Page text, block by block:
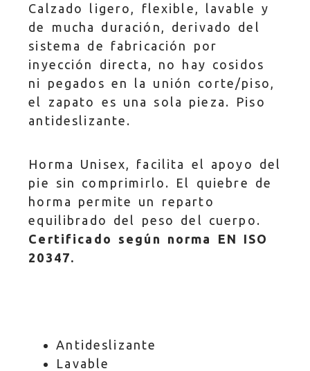
Calzado ligero, flexible, lavable y
de mucha duración, derivado del
sistema de fabricación por
inyección directa, no hay cosidos
ni pegados en la unión corte/piso,
el zapato es una sola pieza. Piso
antideslizante.
Horma Unisex, facilita el apoyo del
pie sin comprimirlo. El quiebre de
horma permite un reparto
equilibrado del peso del cuerpo.
Certificado según norma EN ISO
20347.
Antideslizante
Lavable